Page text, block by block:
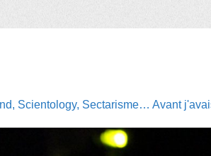
Scientology, Sectarisme… Avant